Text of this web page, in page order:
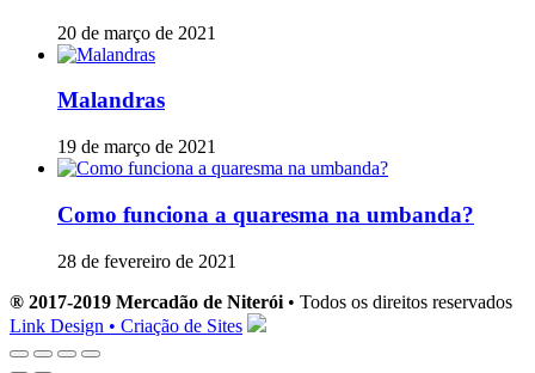
20 de março de 2021
Malandras
19 de março de 2021
Como funciona a quaresma na umbanda?
28 de fevereiro de 2021
® 2017-2019 Mercadão de Niterói • Todos os direitos reservados
Link Design • Criação de Sites